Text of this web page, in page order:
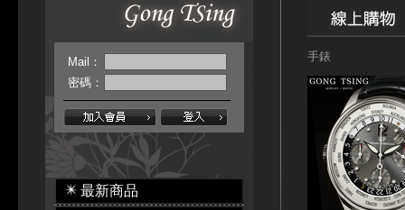
Mail：
密碼：
最新商品
手錶